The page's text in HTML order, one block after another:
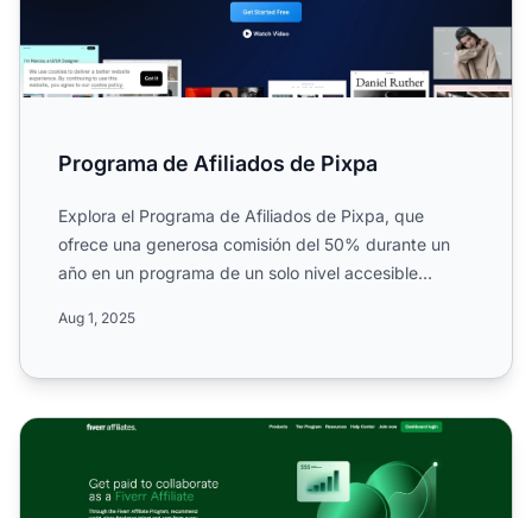
Programa de Afiliados de Pixpa
Explora el Programa de Afiliados de Pixpa, que
ofrece una generosa comisión del 50% durante un
año en un programa de un solo nivel accesible
Aug 1, 2025
Programa de Afiliados de Fiverr Affiliates